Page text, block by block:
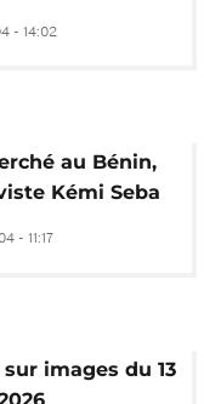
- 14:02
au Bénin,
Kémi Seba
en Afrique du
- 11:17
images du 13